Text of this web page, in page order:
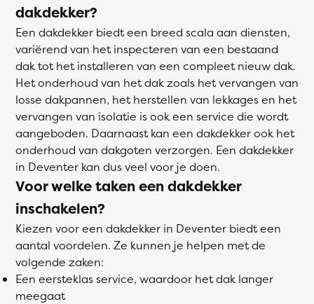
dakdekker?
Een dakdekker biedt een breed scala aan diensten,
variërend van het inspecteren van een bestaand
dak tot het installeren van een compleet nieuw dak.
Het onderhoud van het dak zoals het vervangen van
losse dakpannen, het herstellen van lekkages en het
vervangen van isolatie is ook een service die wordt
aangeboden. Daarnaast kan een dakdekker ook het
onderhoud van dakgoten verzorgen. Een dakdekker
in Deventer kan dus veel voor je doen.
Voor welke taken een dakdekker
inschakelen?
Kiezen voor een dakdekker in Deventer biedt een
aantal voordelen. Ze kunnen je helpen met de
volgende zaken:
Een eersteklas service, waardoor het dak langer
meegaat